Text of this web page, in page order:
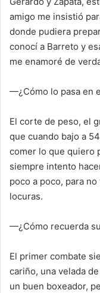
amigo me insistió
donde pudiera
conocí a Barreto y
me enamoré de
—¿Cómo lo pasa en
El corte de peso, el
que cuando bajo a
comer lo que quiero
siempre intento
poco a poco, para
locuras.
—¿Cómo recuerda
El primer combate
cariño, una velada
un buen boxeador,